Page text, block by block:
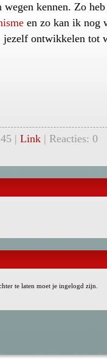
kennen. Zo
en zo kan ik nog
jezelf ontwikkelen
| Link | Reacties: 0
te laten moet je ingelogd zijn.